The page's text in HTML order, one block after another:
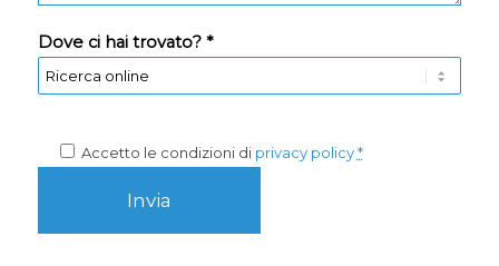
Dove ci hai trovato? *
Accetto le condizioni di privacy policy *